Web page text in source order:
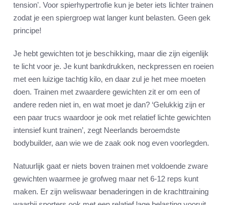
tension'. Voor spierhypertrofie kun je beter iets lichter trainen
zodat je een spiergroep wat langer kunt belasten. Geen gek
principe!
Je hebt gewichten tot je beschikking, maar die zijn eigenlijk
te licht voor je. Je kunt bankdrukken, neckpressen en roeien
met een luizige tachtig kilo, en daar zul je het mee moeten
doen. Trainen met zwaardere gewichten zit er om een of
andere reden niet in, en wat moet je dan? ‘Gelukkig zijn er
een paar trucs waardoor je ook met relatief lichte gewichten
intensief kunt trainen’, zegt Neerlands beroemdste
bodybuilder, aan wie we de zaak ook nog even voorlegden.
Natuurlijk gaat er niets boven trainen met voldoende zware
gewichten waarmee je grofweg maar net 6-12 reps kunt
maken. Er zijn weliswaar benaderingen in de krachttraining